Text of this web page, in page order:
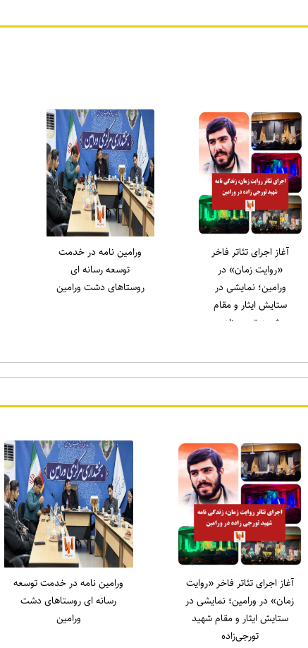
رسول سالاری در نماز
جمعه ورامین:
نهج‌البلاغه را طاقچه
نشین کردیم، همان‌طور
که علی (ع) را خانه‌نشین
انتخاب دکتر علی میری
به عنوان جوان برتر
ورامین در حوزه ورزش
آغاز اجرای تئاتر فاخر «روایت
زمان» در ورامین؛ نمایشی در
ستایش ایثار و مقام شهید
تورجی‌زاده
ورامین نامه در خدمت توسعه
رسانه ای روستاهای دشت
ورامین